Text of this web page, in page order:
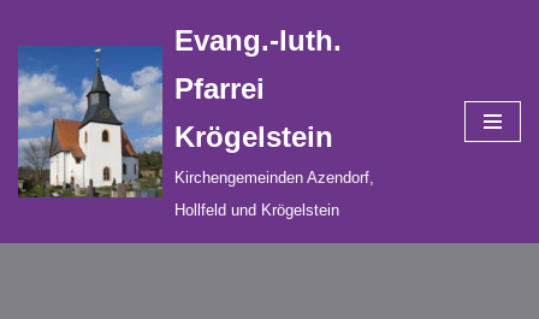
Zum
Inhalt
springen
Evang.-luth.
Pfarrei
Krögelstein
Kirchengemeinden Azendorf,
Hollfeld und Krögelstein